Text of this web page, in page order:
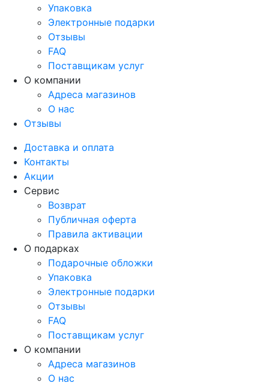
Упаковка
Электронные подарки
Отзывы
FAQ
Поставщикам услуг
О компании
Адреса магазинов
О нас
Отзывы
Доставка и оплата
Контакты
Акции
Сервис
Возврат
Публичная оферта
Правила активации
О подарках
Подарочные обложки
Упаковка
Электронные подарки
Отзывы
FAQ
Поставщикам услуг
О компании
Адреса магазинов
О нас